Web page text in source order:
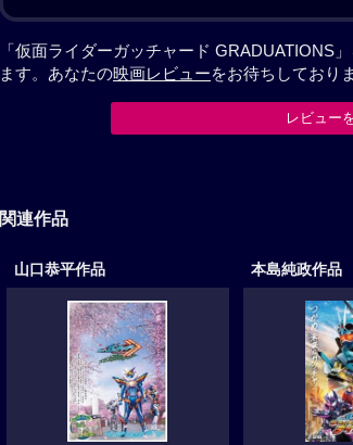
「仮面ライダーガッチャード GRADUATIONS
ます。あなたの映画レビューをお待ちしており
レビュー
関連作品
山口恭平作品 本島純政作品